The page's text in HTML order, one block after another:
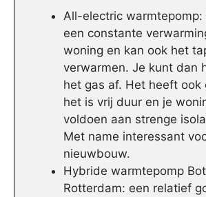
All-electric warmtepomp:
een constante
woning en kan ook het
verwarmen. Je kunt dan
het gas af. Het heeft ook
het is vrij duur en je
voldoen aan strenge
Met name interessant
nieuwbouw.
Hybride warmtepomp
Rotterdam: een relatief